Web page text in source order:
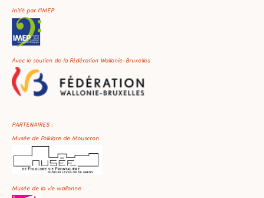
Initié par l'IMEP
Avec le soutien de la Fédération Wallonie-Bruxelles
PARTENAIRES :
Musée de Folklore de Mouscron
Musée de la vie wallonne